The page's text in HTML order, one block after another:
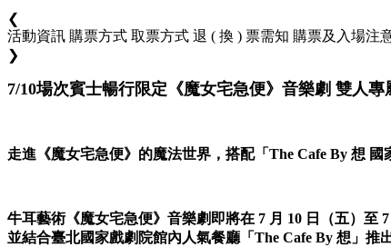
❮
活動資訊 購票方式 取票方式 退 ( 換 ) 票需知 購票及入場注
❯
7/10場次賓士暢行限定《魔女宅急便》音樂劇 雙人專
走進《魔女宅急便》的魔法世界，搭配「The Cafe By 想
牛耳藝術《魔女宅急便》音樂劇即將在 7 月 10 日（五）至
並結合臺北國家戲劇院館內人氣餐廳「The Cafe By 想」